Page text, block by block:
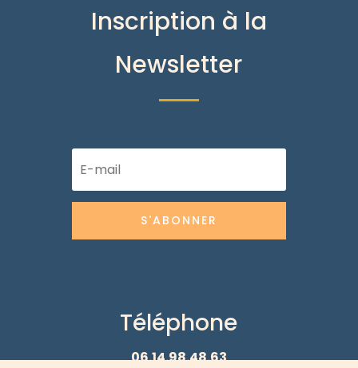
Inscription à la
Newsletter
S'ABONNER
Téléphone
06.14.98.48.63